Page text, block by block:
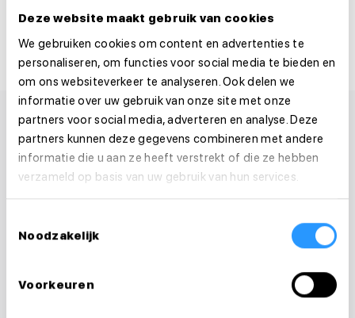
Deze website maakt gebruik van cookies
We gebruiken cookies om content en advertenties te
personaliseren, om functies voor social media te bieden en
om ons websiteverkeer te analyseren. Ook delen we
informatie over uw gebruik van onze site met onze
partners voor social media, adverteren en analyse. Deze
partners kunnen deze gegevens combineren met andere
informatie die u aan ze heeft verstrekt of die ze hebben
verzameld op basis van uw gebruik van hun services.
Noodzakelijk
Voorkeuren